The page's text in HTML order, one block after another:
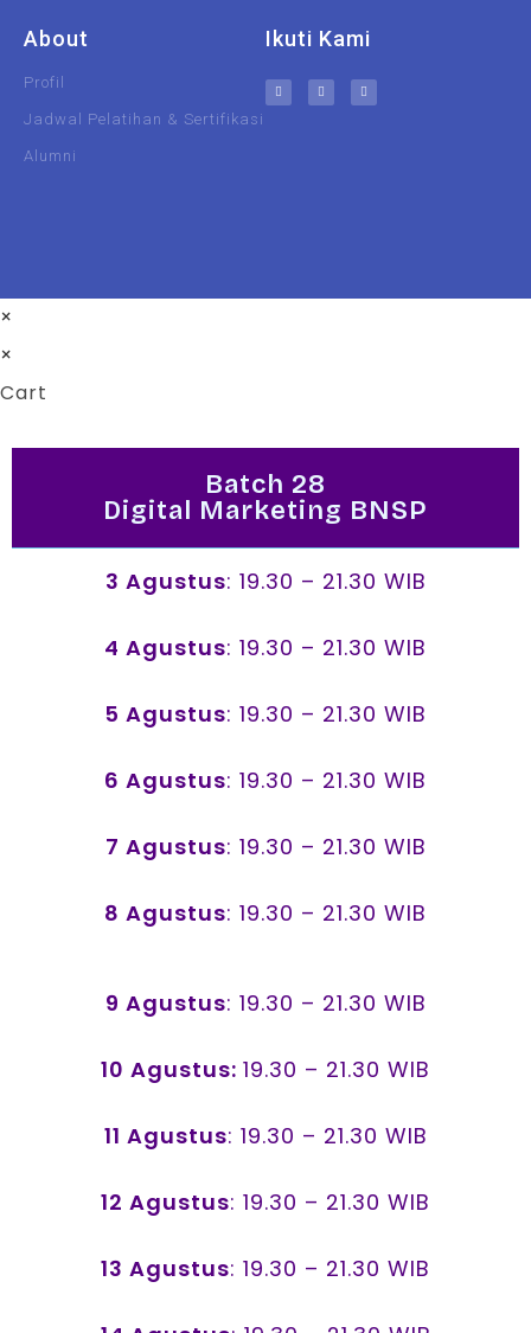
About
Profil
Jadwal Pelatihan & Sertifikasi
Alumni
Ikuti Kami
×
×
Cart
Batch 28
Digital Marketing BNSP
3 Agustus: 19.30 – 21.30 WIB
4 Agustus: 19.30 – 21.30 WIB
5 Agustus: 19.30 – 21.30 WIB
6 Agustus: 19.30 – 21.30 WIB
7 Agustus: 19.30 – 21.30 WIB
8 Agustus: 19.30 – 21.30 WIB
9 Agustus: 19.30 – 21.30 WIB
10 Agustus: 19.30 – 21.30 WIB
11 Agustus: 19.30 – 21.30 WIB
12 Agustus: 19.30 – 21.30 WIB
13 Agustus: 19.30 – 21.30 WIB